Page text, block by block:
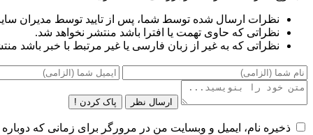
نظرات ارسال شده توسط شما، پس از تایید توسط مدیران
نظراتی که حاوی تهمت یا افترا باشد منتشر نخواهد شد.
نظراتی که به غیر از زبان فارسی یا غیر مرتبط با خبر باشد
ارسال نظر پاک کردن !
ذخیره نام، ایمیل و وبسایت من در مرورگر برای زمانی که